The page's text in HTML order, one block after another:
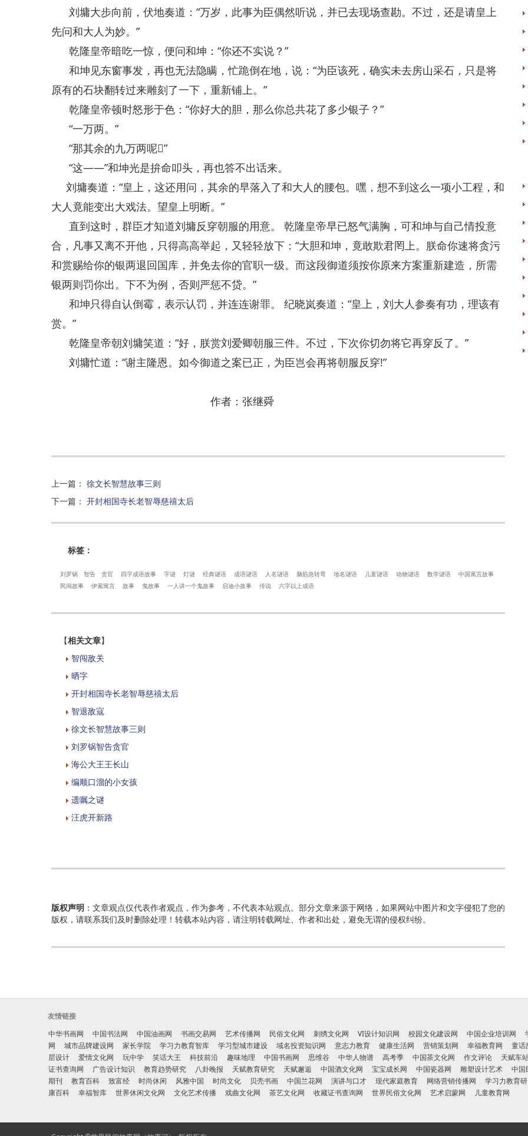
刘墉大步向前，伏地奏道：“万岁，此事为臣偶然听说，并已去现场查勘。不过，还是请皇上
先问和大人为妙。”
乾隆皇帝暗吃一惊，便问和坤：“你还不实说？”
和坤见东窗事发，再也无法隐瞒，忙跪倒在地，说：“为臣该死，确实未去房山采石，只是将
原有的石块翻转过来雕刻了一下，重新铺上。”
乾隆皇帝顿时怒形于色：“你好大的胆，那么你总共花了多少银子？”
“一万两。”
“那其余的九万两呢”
“这——”和坤光是拚命叩头，再也答不出话来。
刘墉奏道：“皇上，这还用问，其余的早落入了和大人的腰包。嘿，想不到这么一项小工程，和
大人竟能变出大戏法。望皇上明断。”
直到这时，群臣才知道刘墉反穿朝服的用意。 乾隆皇帝早已怒气满胸，可和坤与自己情投意
合，凡事又离不开他，只得高高举起，又轻轻放下：“大胆和坤，竟敢欺君罔上。朕命你速将贪污
和赏赐给你的银两退回国库，并免去你的官职一级。而这段御道须按你原来方案重新建造，所需
银两则罚你出。下不为例，否则严惩不贷。”
和坤只得自认倒霉，表示认罚，并连连谢罪。 纪晓岚奏道：“皇上，刘大人参奏有功，理该有
赏。”
乾隆皇帝朝刘墉笑道：“好，朕赏刘爱卿朝服三件。不过，下次你切勿将它再穿反了。”
刘墉忙道：“谢主隆恩。如今御道之案已正，为臣岂会再将朝服反穿!”
作者：张继舜
上一篇 ： 徐文长智慧故事三则
下一篇 ： 开封相国寺长老智辱慈禧太后
标签：
刘罗锅 智告 贪官 四字成语故事 字谜 灯谜 经典谜语 成语谜语 人名谜语 脑筋急转弯 地名谜语 儿童谜语 动物谜语 数学谜语
中国寓言故事
民间故事
伊索寓言 故事 鬼故事 一人讲一个鬼故事 启迪小故事 传说 六字以上成语
【相关文章】
智闯敌关
晒字
开封相国寺长老智辱慈禧太后
智退敌寇
徐文长智慧故事三则
刘罗锅智告贪官
海公大王王长山
编顺口溜的小女孩
遗嘱之谜
汪虎开新路
版权声明 ：文章观点仅代表作者观点，作为参考，不代表本站观点。部分文章来源于网络，如果网站中图片和文字侵犯了您的
版权，请联系我们及时删除处理！转载本站内容，请注明转载网址、作者和出处，避免无谓的侵权纠纷。
友情链接
中华书画网
中国书法网 中国油画网 书画交易网 艺术传播网 民俗文化网 刺绣文化网 VI设计知识网 校园文化建设网 中国企业培训网
网
城市品牌建设网 家长学院 学习力教育智库 学习型城市建设 域名投资知识网 意志力教育 健康生活网 营销策划网 幸福教育网
童话
层设计
爱情文化网 玩中学 笑话大王 科技前沿 趣味地理 中国书画网 思维谷 中华人物谱 高考季 中国茶文化网 作文评论
天赋车
证书查询网
广告设计知识 教育趋势研究 八卦晚报 天赋教育研究 天赋邂逅 中国酒文化网 宝宝成长网 中国瓷器网 雕塑设计艺术
中国
期刊
教育百科 致富经 时尚休闲 风雅中国 时尚文化 贝壳书画 中国兰花网 演讲与口才 现代家庭教育 网络营销传播网
学习力教育
康百科
幸福智库 世界休闲文化网 文化艺术传播 戏曲文化网 茶艺文化网 收藏证书查询网 世界民俗文化网 艺术启蒙网 儿童教育网